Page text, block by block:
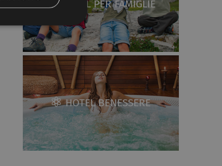
HOTEL PER FAMIGLIE
HOTEL BENESSERE